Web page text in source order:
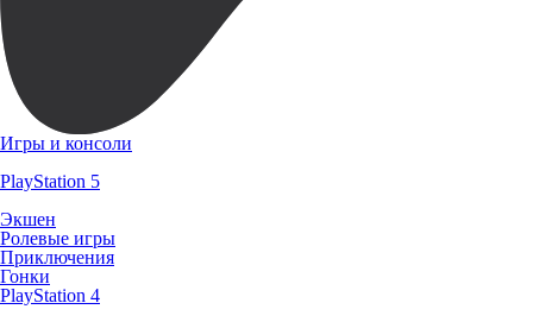
Игры и консоли
PlayStation 5
Экшен
Ролевые игры
Приключения
Гонки
PlayStation 4